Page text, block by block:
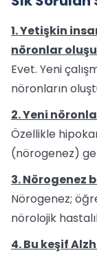
1. Yetişkin
nöronlar
Evet. Yeni
nöronların
2. Yeni
Özellikle
(nörogenez)
3. Nörogenez
Nörogenez;
nörolojik
4. Bu keşif